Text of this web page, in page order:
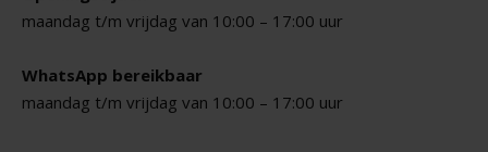
maandag t/m vrijdag van 10:00 – 17:00 uur
WhatsApp bereikbaar
maandag t/m vrijdag van 10:00 – 17:00 uur